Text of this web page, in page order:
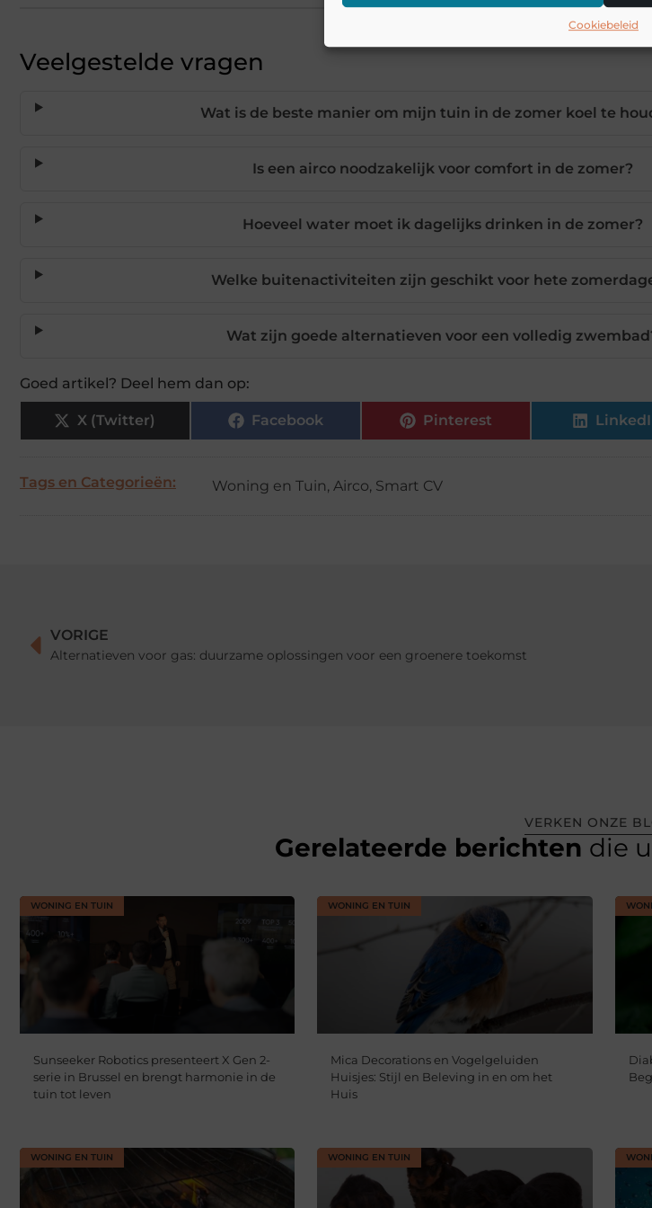
Cookiebeleid
Veelgestelde vragen
Wat is de beste manier om mijn tuin in de zomer koel te
Is een airco noodzakelijk voor comfort in de zomer?
Hoeveel water moet ik dagelijks drinken in de zomer?
Welke buitenactiviteiten zijn geschikt voor hete
Wat zijn goede alternatieven voor een volledig
Goed artikel? Deel hem dan op:
X (Twitter) Facebook Pinterest
Tags en Categorieën: Woning en Tuin, Airco, Smart CV
VORIGE
Alternatieven voor gas: duurzame oplossingen voor een groenere toekomst
VERKEN ONZE
Gerelateerde berichten die
WONING EN TUIN
Sunseeker Robotics presenteert X Gen 2-
serie in Brussel en brengt harmonie in de
tuin tot leven
WONING EN TUIN
Mica Decorations en Vogelgeluiden
Huisjes: Stijl en Beleving in en om het
Huis
WONING EN TUIN WONING EN TUIN